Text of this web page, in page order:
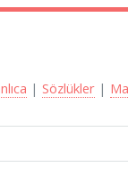
|Sözlükler |